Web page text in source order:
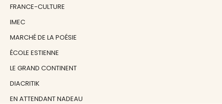
FRANCE-CULTURE
IMEC
MARCHÉ DE LA POÉSIE
ÉCOLE ESTIENNE
LE GRAND CONTINENT
DIACRITIK
EN ATTENDANT NADEAU